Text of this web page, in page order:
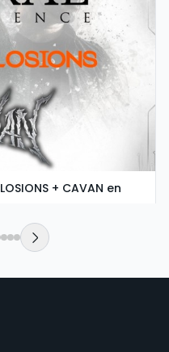
+ CAVAN en